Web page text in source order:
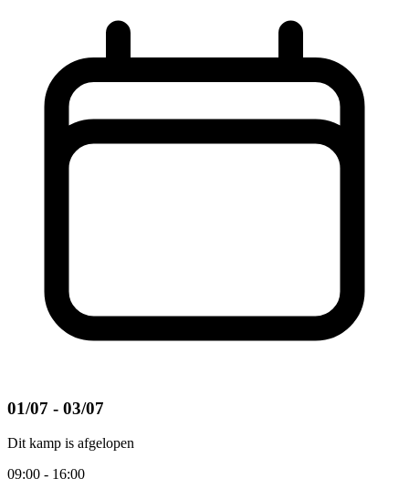
01/07 - 03/07
Dit kamp is afgelopen
09:00 - 16:00